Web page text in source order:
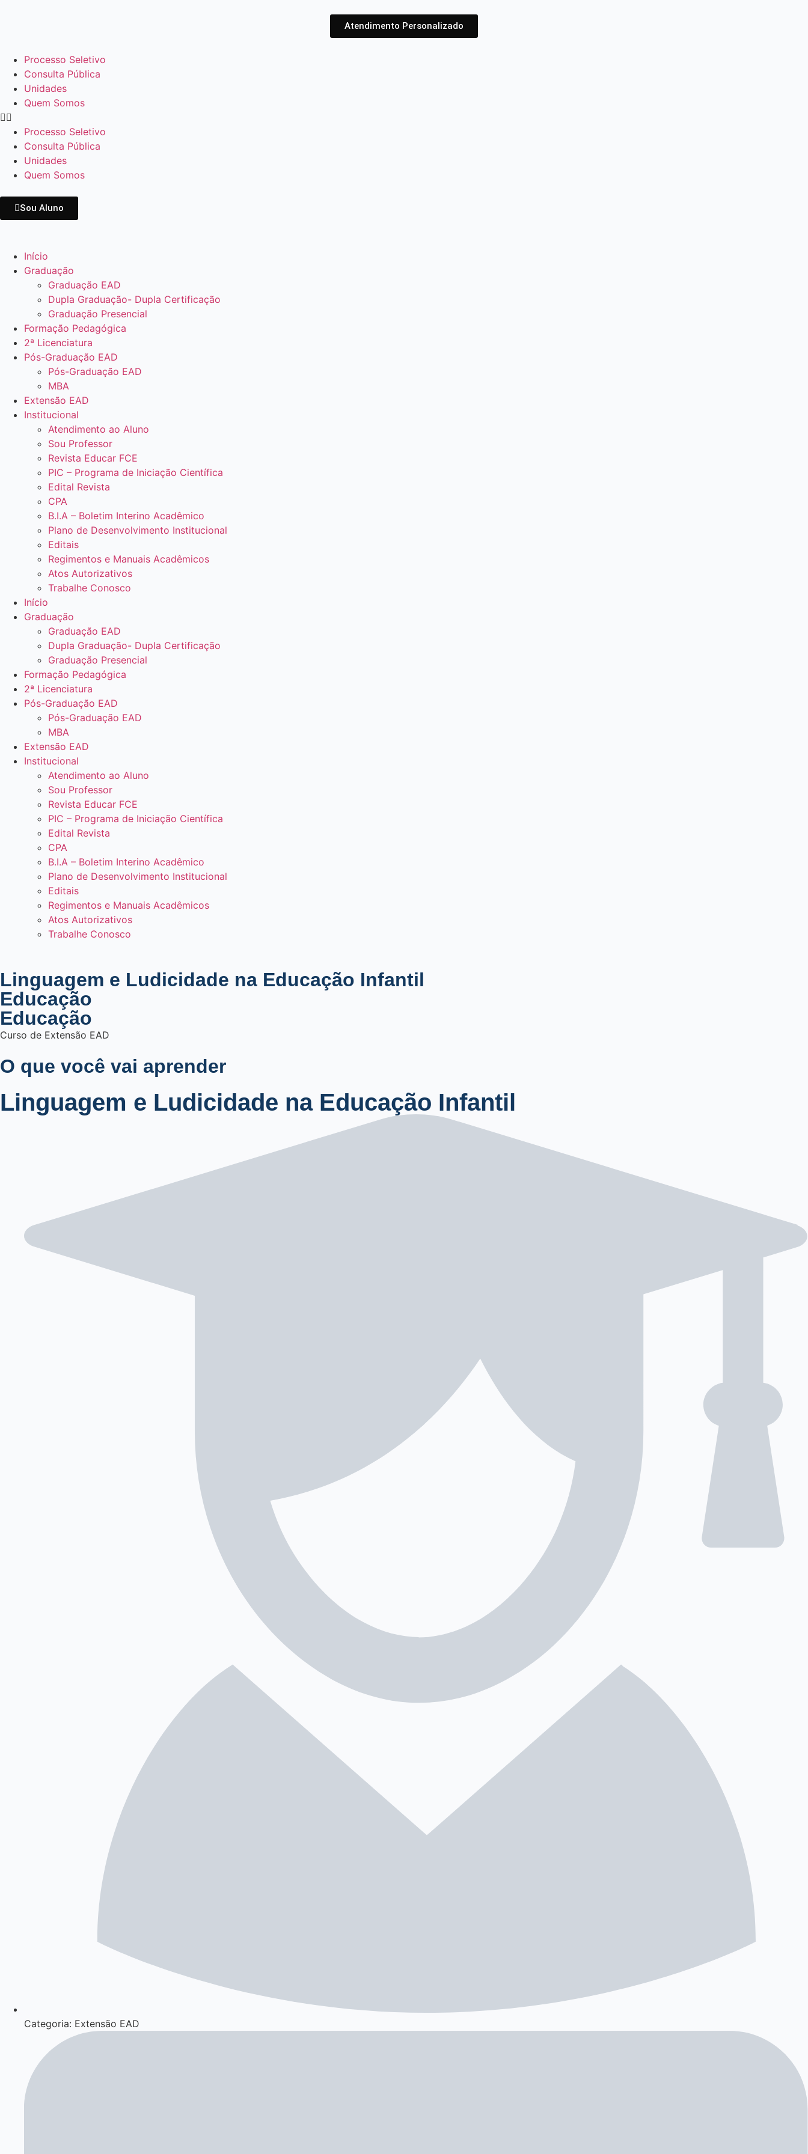
Atendimento Personalizado
Processo Seletivo
Consulta Pública
Unidades
Quem Somos
Processo Seletivo
Consulta Pública
Unidades
Quem Somos
Sou Aluno
Início
Graduação
Graduação EAD
Dupla Graduação- Dupla Certificação
Graduação Presencial
Formação Pedagógica
2ª Licenciatura
Pós-Graduação EAD
Pós-Graduação EAD
MBA
Extensão EAD
Institucional
Atendimento ao Aluno
Sou Professor
Revista Educar FCE
PIC – Programa de Iniciação Científica
Edital Revista
CPA
B.I.A – Boletim Interino Acadêmico
Plano de Desenvolvimento Institucional
Editais
Regimentos e Manuais Acadêmicos
Atos Autorizativos
Trabalhe Conosco
Início
Graduação
Graduação EAD
Dupla Graduação- Dupla Certificação
Graduação Presencial
Formação Pedagógica
2ª Licenciatura
Pós-Graduação EAD
Pós-Graduação EAD
MBA
Extensão EAD
Institucional
Atendimento ao Aluno
Sou Professor
Revista Educar FCE
PIC – Programa de Iniciação Científica
Edital Revista
CPA
B.I.A – Boletim Interino Acadêmico
Plano de Desenvolvimento Institucional
Editais
Regimentos e Manuais Acadêmicos
Atos Autorizativos
Trabalhe Conosco
Linguagem e Ludicidade na Educação Infantil
Educação
Educação
Curso de Extensão EAD
O que você vai aprender
Linguagem e Ludicidade na Educação Infantil
Categoria: Extensão EAD